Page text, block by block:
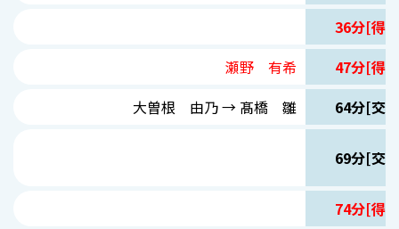
36分[得
瀬野 有希
47分[得
大曽根 由乃 → 髙橋 雛
64分[交
69分[交
74分[得